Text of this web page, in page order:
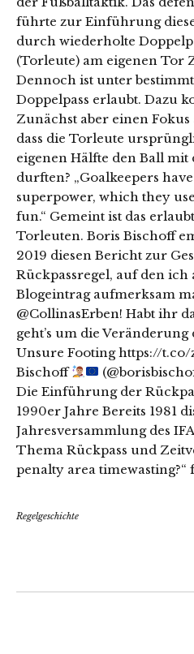
führte zur Einführung
durch wiederholte
(Torleute) am eigenen Tor
Dennoch ist unter
Doppelpass erlaubt. Dazu
Zunächst aber einen Fokus
dass die Torleute
eigenen Hälfte den Ball mit
durften? „Goalkeepers
superpower, which they
fun.“ Gemeint ist das
Torleuten. Boris Bischoff
2019 diesen Bericht zur
Rückpassregel, auf den
Blogeintrag aufmerksam
@CollinasErben! Habt ihr
geht’s um die
Unsure Footing https://
Bischoff
Die Einführung der
1990er Jahre Bereits 1981
Jahresversammlung des
Thema Rückpass und
penalty area timewasting?“
Regelgeschichte